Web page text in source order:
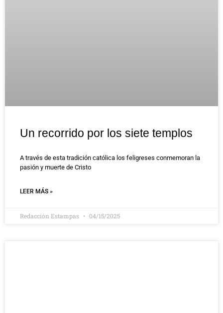
Un recorrido por los siete templos
A través de esta tradición católica los feligreses conmemoran la
pasión y muerte de Cristo
LEER MÁS »
Redacción Estampas 04/15/2025